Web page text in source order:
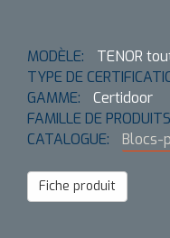
MODÈLE:
TENOR
TYPE DE
GAMME:
Certidoor
FAMILLE DE
CATALOGUE:
Blocs-
Fiche produit